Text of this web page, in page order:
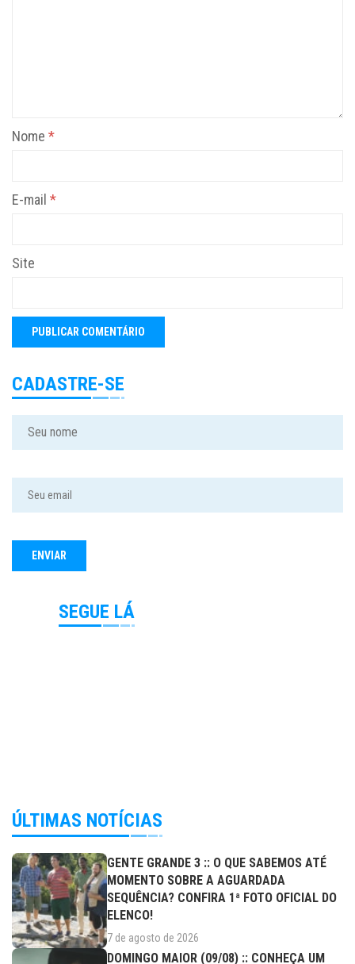
Nome *
E-mail *
Site
CADASTRE-SE
SEGUE LÁ
ÚLTIMAS NOTÍCIAS
GENTE GRANDE 3 :: O QUE SABEMOS ATÉ
MOMENTO SOBRE A AGUARDADA
SEQUÊNCIA? CONFIRA 1ª FOTO OFICIAL DO
ELENCO!
7 de agosto de 2026
DOMINGO MAIOR (09/08) :: CONHEÇA UM